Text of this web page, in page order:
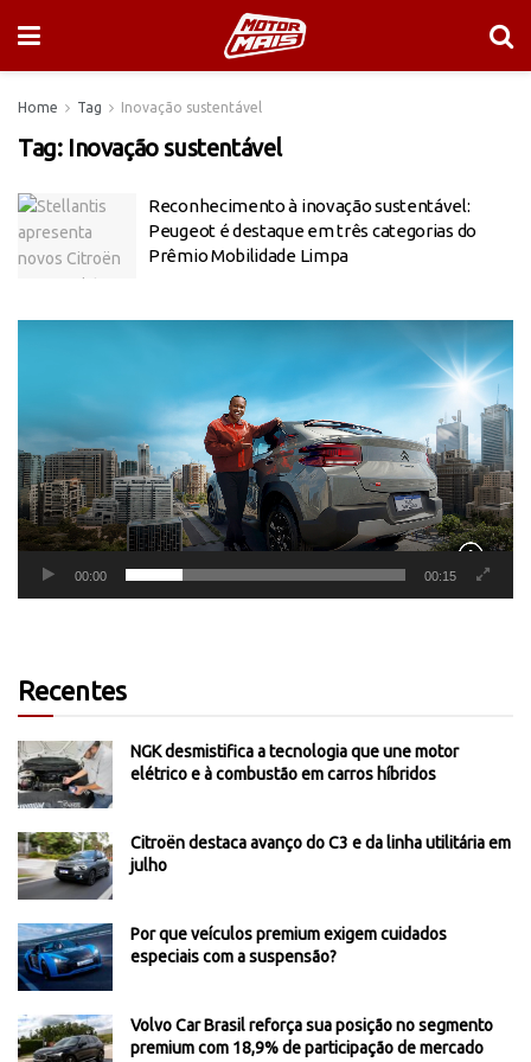
Home Tag Inovação sustentável
Tag: Inovação sustentável
Reconhecimento à inovação sustentável:
Peugeot é destaque em três categorias do
Prêmio Mobilidade Limpa
00:00 00:15
Recentes
NGK desmistifica a tecnologia que une motor
elétrico e à combustão em carros híbridos
Citroën destaca avanço do C3 e da linha utilitária em
julho
Por que veículos premium exigem cuidados
especiais com a suspensão?
Volvo Car Brasil reforça sua posição no segmento
premium com 18,9% de participação de mercado